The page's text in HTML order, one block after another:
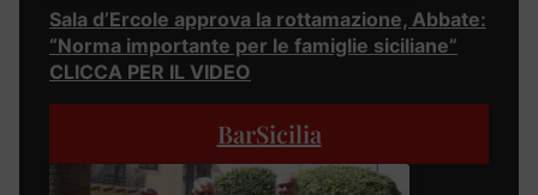
Sala d’Ercole approva la rottamazione, Abbate:
“Norma importante per le famiglie siciliane”
CLICCA PER IL VIDEO
BarSicilia